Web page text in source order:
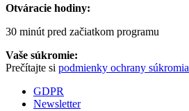
Otváracie hodiny:
30 minút pred začiatkom programu
Vaše súkromie:
Prečítajte si podmienky ochrany súkromia
GDPR
Newsletter